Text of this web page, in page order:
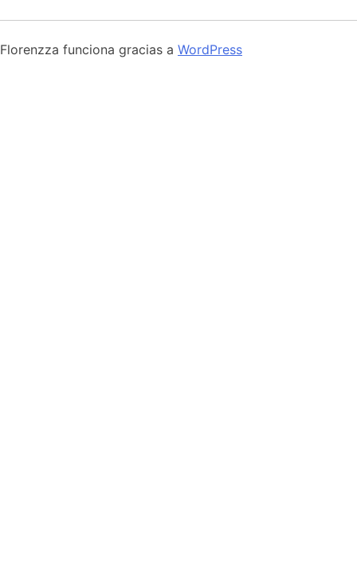
Florenzza funciona gracias a WordPress